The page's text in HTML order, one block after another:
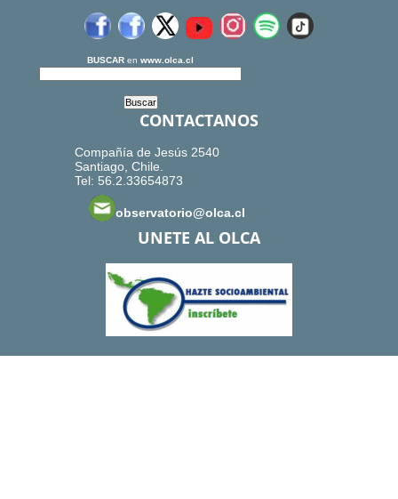
BUSCAR en www.olca.cl
CONTACTANOS
Compañía de Jesús 2540
Santiago, Chile.
Tel: 56.2.33654873
observatorio@olca.cl
UNETE AL OLCA